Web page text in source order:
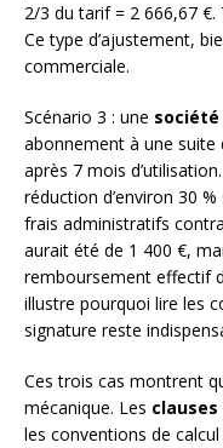
2/3 du tarif = 2 666,67 €.
Ce type d’ajustement,
commerciale.
Scénario 3 : une société
abonnement à une suite
après 7 mois
réduction d’environ 30
frais administratifs
aurait été de 1 400 €,
remboursement effectif
illustre pourquoi lire les
signature reste
Ces trois cas montrent
mécanique. Les
les conventions de